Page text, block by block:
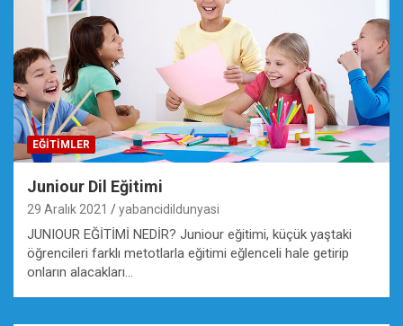
EĞİTİMLER
Juniour Dil Eğitimi
29 Aralık 2021 yabancidildunyasi
JUNIOUR EĞİTİMİ NEDİR? Juniour eğitimi, küçük yaştaki
öğrencileri farklı metotlarla eğitimi eğlenceli hale getirip
onların alacakları…